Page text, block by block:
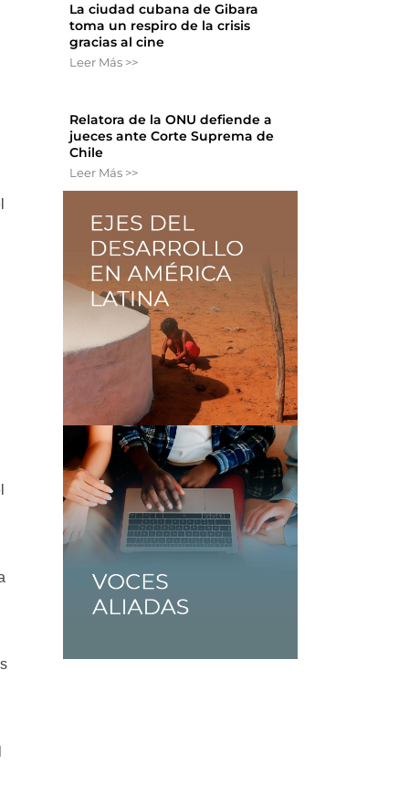
La ciudad cubana de Gibara
toma un respiro de la crisis
gracias al cine
Leer Más >>
Relatora de la ONU defiende a
jueces ante Corte Suprema de
Chile
Leer Más >>